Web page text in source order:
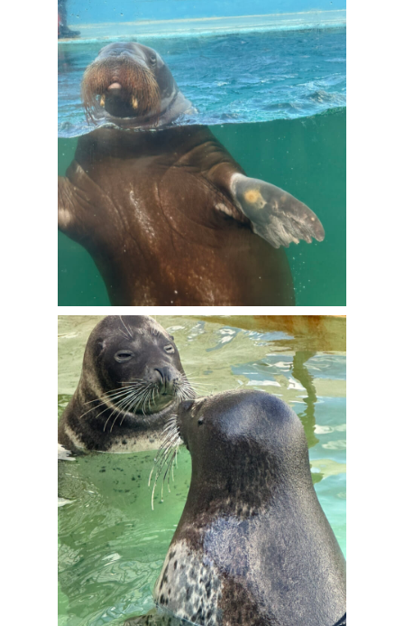
COMPANY
SERVICE
STAFF BLOG